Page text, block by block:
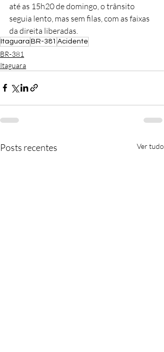
até as 15h20 de domingo, o trânsito
seguia lento, mas sem filas, com as faixas
da direita liberadas.
Itaguara BR-381 Acidente
BR-381
Itaguara
Posts recentes Ver tudo